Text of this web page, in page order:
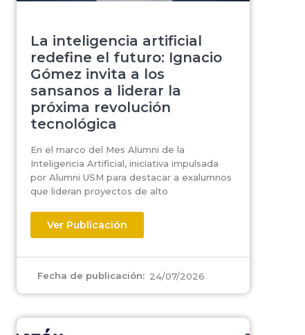
La inteligencia artificial
redefine el futuro: Ignacio
Gómez invita a los
sansanos a liderar la
próxima revolución
tecnológica
En el marco del Mes Alumni de la
Inteligencia Artificial, iniciativa impulsada
por Alumni USM para destacar a exalumnos
que lideran proyectos de alto
Ver Publicación
Fecha de publicación: 24/07/2026